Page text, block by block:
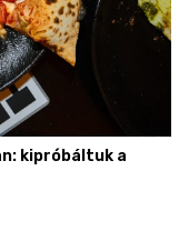
kipróbáltuk a